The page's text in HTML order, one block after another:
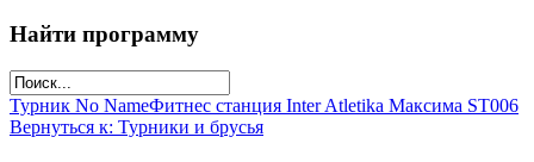
Найти программу
Турник No NameФитнес станция Inter Atletika Максима SТ006
Вернуться к: Турники и брусья